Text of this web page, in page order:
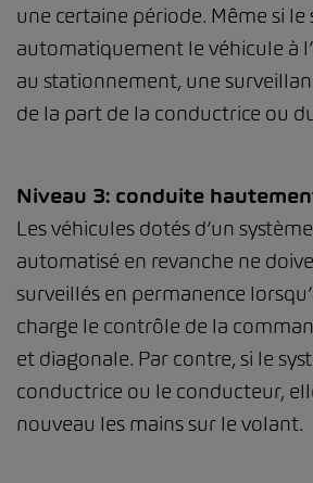
une certaine période. Même si le
automatiquement le véhicule à
au stationnement, une
de la part de la conductrice ou
Niveau 3: conduite
Les véhicules dotés d’un
automatisé en revanche ne
surveillés en permanence
charge le contrôle de la
et diagonale. Par contre, si le
conductrice ou le conducteur,
nouveau les mains sur le volant.